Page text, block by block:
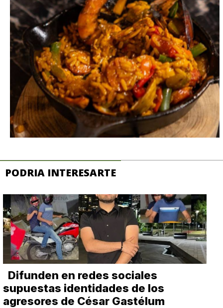
PODRIA INTERESARTE
Difunden en redes sociales
supuestas identidades de los
agresores de César Gastélum